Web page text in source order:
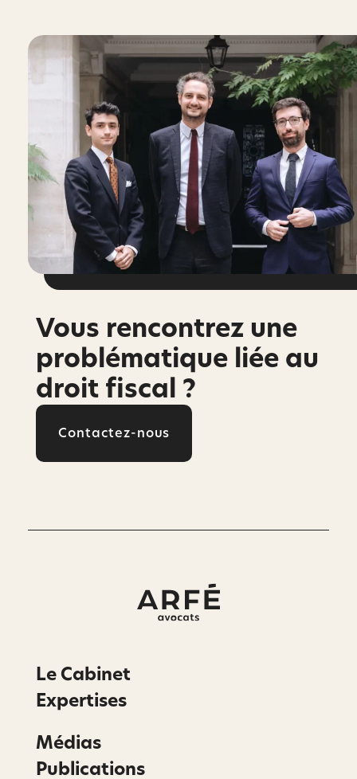
Vous rencontrez une
problématique liée au
droit fiscal ?
Contactez-nous
Le Cabinet
Expertises
Médias
Publications